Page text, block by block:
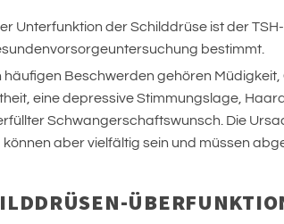
Unterfunktion der Schilddrüse ist der
bestimmt.
häufigen Beschwerden gehören
eine depressive Stimmungslage,
Schwangerschaftswunsch. Die
können aber vielfältig sein und müssen